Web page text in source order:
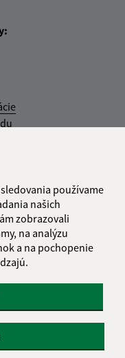
používame
našich
zobrazovali
na analýzu
a na pochopenie
Kysak.
dizajn manuálom
s.r.o.
domény
s.r.o.